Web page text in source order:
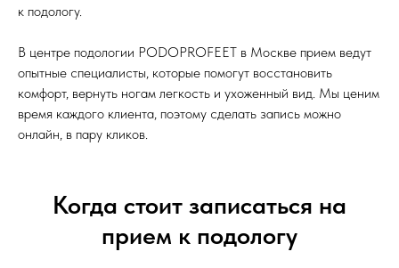
к подологу.
В центре подологии PODOPROFEET в Москве прием ведут
опытные специалисты, которые помогут восстановить
комфорт, вернуть ногам легкость и ухоженный вид. Мы ценим
время каждого клиента, поэтому сделать запись можно
онлайн, в пару кликов.
Когда стоит записаться на
прием к подологу